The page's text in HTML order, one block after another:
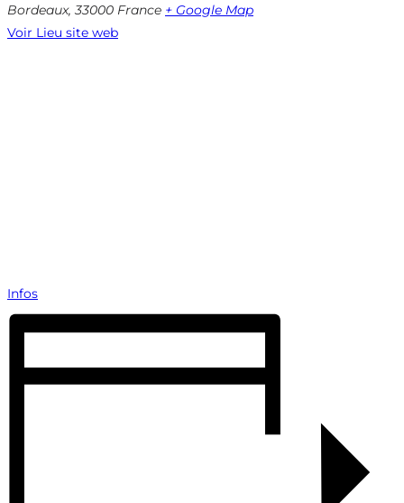
Bordeaux, 33000 France + Google Map
Voir Lieu site web
Infos